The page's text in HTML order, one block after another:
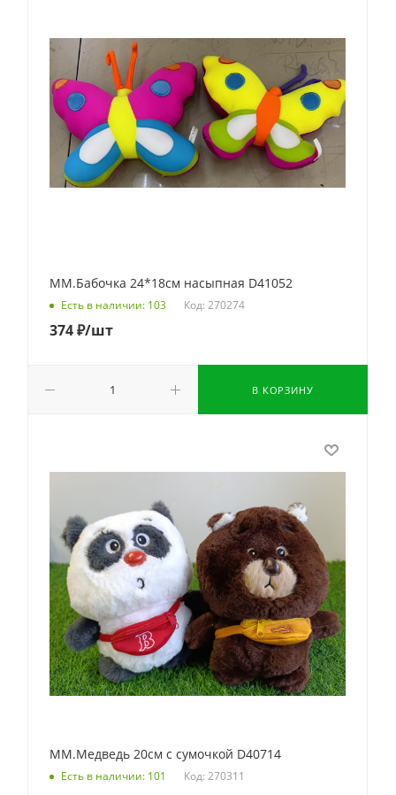
ММ.Бабочка 24*18см насыпная D41052
Есть в наличии: 103 Код: 270274
374₽/шт
В КОРЗИНУ
ММ.Медведь 20см с сумочкой D40714
Есть в наличии: 101 Код: 270311